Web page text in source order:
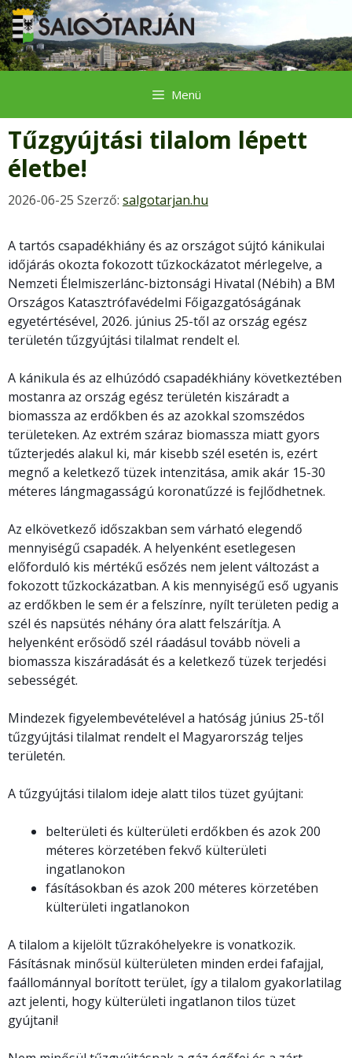
Kilépés
a
tartalomba
Menü
Tűzgyújtási tilalom lépett
életbe!
2026-06-25 Szerző: salgotarjan.hu
A tartós csapadékhiány és az országot sújtó kánikulai
időjárás okozta fokozott tűzkockázatot mérlegelve, a
Nemzeti Élelmiszerlánc-biztonsági Hivatal (Nébih) a BM
Országos Katasztrófavédelmi Főigazgatóságának
egyetértésével, 2026. június 25-től az ország egész
területén tűzgyújtási tilalmat rendelt el.
A kánikula és az elhúzódó csapadékhiány következtében
mostanra az ország egész területén kiszáradt a
biomassza az erdőkben és az azokkal szomszédos
területeken. Az extrém száraz biomassza miatt gyors
tűzterjedés alakul ki, már kisebb szél esetén is, ezért
megnő a keletkező tüzek intenzitása, amik akár 15-30
méteres lángmagasságú koronatűzzé is fejlődhetnek.
Az elkövetkező időszakban sem várható elegendő
mennyiségű csapadék. A helyenként esetlegesen
előforduló kis mértékű esőzés nem jelent változást a
fokozott tűzkockázatban. A kis mennyiségű eső ugyanis
az erdőkben le sem ér a felszínre, nyílt területen pedig a
szél és napsütés néhány óra alatt felszárítja. A
helyenként erősödő szél ráadásul tovább növeli a
biomassza kiszáradását és a keletkező tüzek terjedési
sebességét.
Mindezek figyelembevételével a hatóság június 25-től
tűzgyújtási tilalmat rendelt el Magyarország teljes
területén.
A tűzgyújtási tilalom ideje alatt tilos tüzet gyújtani:
belterületi és külterületi erdőkben és azok 200
méteres körzetében fekvő külterületi
ingatlanokon
fásításokban és azok 200 méteres körzetében
külterületi ingatlanokon
A tilalom a kijelölt tűzrakóhelyekre is vonatkozik.
Fásításnak minősül külterületen minden erdei fafajjal,
faállománnyal borított terület, így a tilalom gyakorlatilag
azt jelenti, hogy külterületi ingatlanon tilos tüzet
gyújtani!